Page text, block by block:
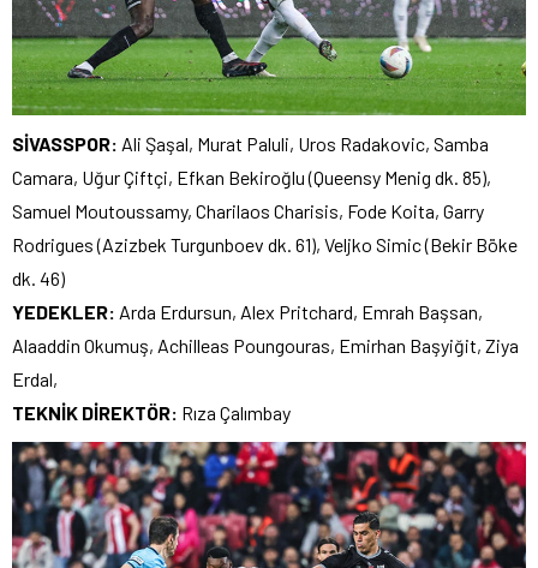
SİVASSPOR: Ali Şaşal, Murat Paluli, Uros Radakovic, Samba
Camara, Uğur Çiftçi, Efkan Bekiroğlu (Queensy Menig dk. 85),
Samuel Moutoussamy, Charilaos Charisis, Fode Koita, Garry
Rodrigues (Azizbek Turgunboev dk. 61), Veljko Simic (Bekir Böke
dk. 46)
YEDEKLER: Arda Erdursun, Alex Pritchard, Emrah Başsan,
Alaaddin Okumuş, Achilleas Poungouras, Emirhan Başyiğit, Ziya
Erdal,
TEKNİK DİREKTÖR: Rıza Çalımbay